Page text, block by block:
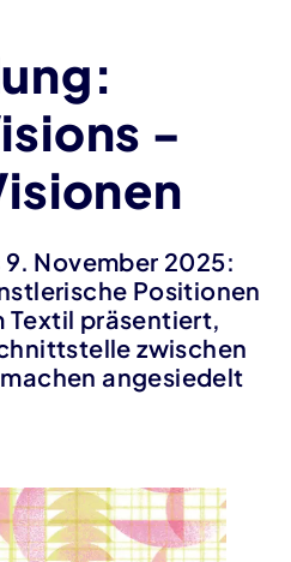
-
9. November 2025:
Positionen
Textil präsentiert,
zwischen
angesiedelt